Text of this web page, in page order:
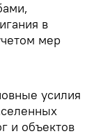
в
мер
усилия
и объектов